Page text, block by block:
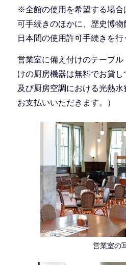
※全館の使用を希望する場合
可手続きのほかに、歴史博物
日本間の使用許可手続きを行
営業室に備え付けのテーブ
けの厨房機器は無料でお貸
及び厨房空調における光熱
お支払いいただきます。）
営業室の